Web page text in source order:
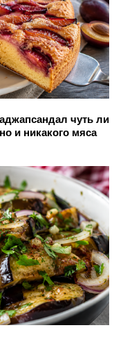
чуть ли
и никакого мяса